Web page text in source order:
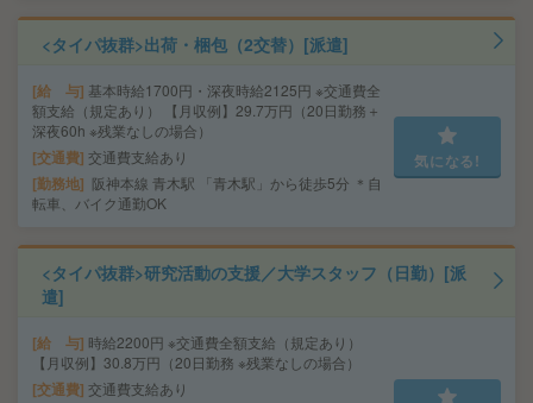
<タイパ抜群>出荷・梱包（2交替）[派遣]
給 与 基本時給1700円・深夜時給2125円 ※交通費全
額支給（規定あり） 【月収例】29.7万円（20日勤務＋
深夜60h ※残業なしの場合）
交通費 交通費支給あり
勤務地
阪神本線 青木駅 「青木駅」から徒歩5分 ＊自
転車、バイク通勤OK
気になる!
<タイパ抜群>研究活動の支援／大学スタッフ（日勤）[派
遣]
給 与 時給2200円 ※交通費全額支給（規定あり）
【月収例】30.8万円（20日勤務 ※残業なしの場合）
交通費 交通費支給あり